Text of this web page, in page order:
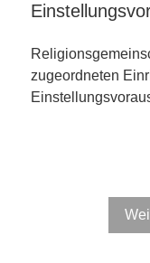
zugeordneten